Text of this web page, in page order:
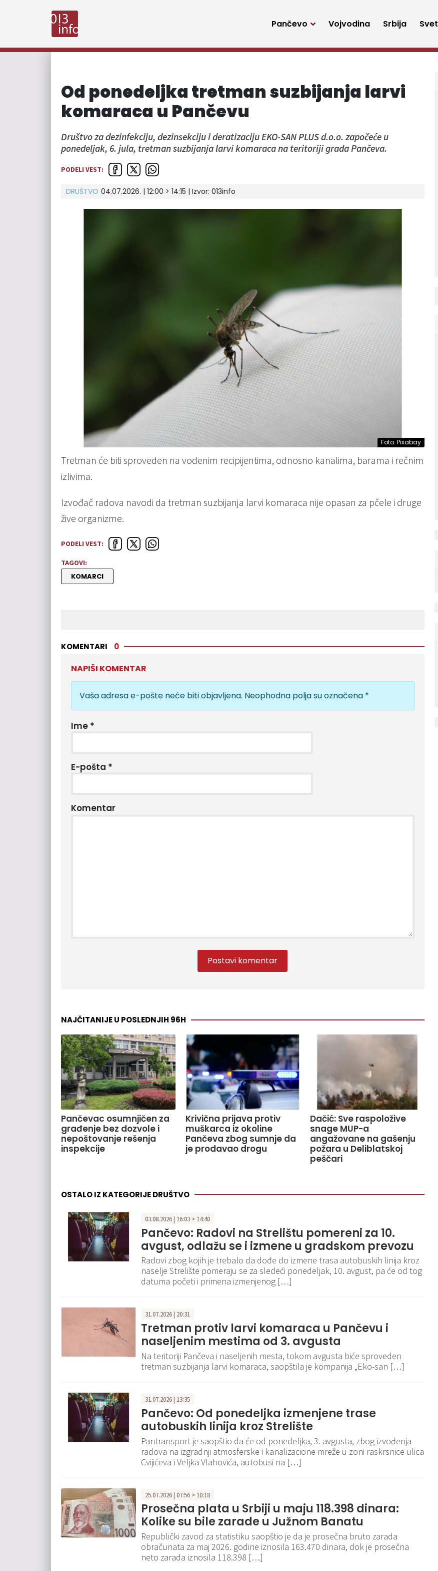
Pančevo Vojvodina Srbija Svet
Od ponedeljka tretman suzbijanja larvi
komaraca u Pančevu
Društvo za dezinfekciju, dezinsekciju i deratizaciju EKO-SAN PLUS d.o.o. započeće u
ponedeljak, 6. jula, tretman suzbijanja larvi komaraca na teritoriji grada Pančeva.
PODELI VEST:
DRUŠTVO 04.07.2026. | 12:00 > 14:15 | Izvor: 013info
Foto: Pixabay
Tretman će biti sproveden na vodenim recipijentima, odnosno kanalima, barama i rečnim
izlivima.
Izvođač radova navodi da tretman suzbijanja larvi komaraca nije opasan za pčele i druge
žive organizme.
PODELI VEST:
TAGOVI:
KOMARCI
KOMENTARI 0
NAPIŠI KOMENTAR
Vaša adresa e-pošte neće biti objavljena. Neophodna polja su označena *
Ime *
E-pošta *
Komentar
NAJČITANIJE U POSLEDNJIH 96H
Pančevac osumnjičen za
građenje bez dozvole i
nepoštovanje rešenja
inspekcije
Krivična prijava protiv
muškarca iz okoline
Pančeva zbog sumnje da
je prodavao drogu
Dačić: Sve raspoložive
snage MUP-a
angažovane na gašenju
požara u Deliblatskoj
peščari
OSTALO IZ KATEGORIJE DRUŠTVO
03.08.2026 | 16:03 > 14:40
Pančevo: Radovi na Strelištu pomereni za 10.
avgust, odlažu se i izmene u gradskom prevozu
Radovi zbog kojih je trebalo da dođe do izmene trasa autobuskih linija kroz
naselje Strelište pomeraju se za sledeći ponedeljak, 10. avgust, pa će od tog
datuma početi i primena izmenjenog […]
31.07.2026 | 20:31
Tretman protiv larvi komaraca u Pančevu i
naseljenim mestima od 3. avgusta
Na teritoriji Pančeva i naseljenih mesta, tokom avgusta biće sproveden
tretman suzbijanja larvi komaraca, saopštila je kompanija „Eko-san […]
31.07.2026 | 13:35
Pančevo: Od ponedeljka izmenjene trase
autobuskih linija kroz Strelište
Pantransport je saopštio da će od ponedeljka, 3. avgusta, zbog izvođenja
radova na izgradnji atmosferske i kanalizacione mreže u zoni raskrsnice ulica
Cvijićeva i Veljka Vlahovića, autobusi na […]
25.07.2026 | 07:56 > 10:18
Prosečna plata u Srbiji u maju 118.398 dinara:
Kolike su bile zarade u Južnom Banatu
Republički zavod za statistiku saopštio je da je prosečna bruto zarada
obračunata za maj 2026. godine iznosila 163.470 dinara, dok je prosečna
neto zarada iznosila 118.398 […]